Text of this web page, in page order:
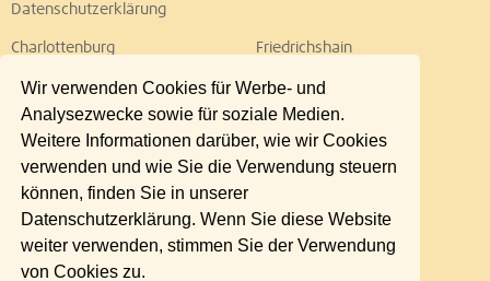
Wir verwenden Cookies für Werbe- und
Analysezwecke sowie für soziale Medien.
Weitere Informationen darüber, wie wir Cookies
verwenden und wie Sie die Verwendung steuern
können, finden Sie in unserer
Datenschutzerklärung. Wenn Sie diese Website
weiter verwenden, stimmen Sie der Verwendung
von Cookies zu.
Datenschutzerklärung
Charlottenburg
Friedrichshain
Lichtenberg
Marzahn
Neukölln
Pankow
Reinickendorf
Schöneberg
Spandau
Steglitz
Tempelhof